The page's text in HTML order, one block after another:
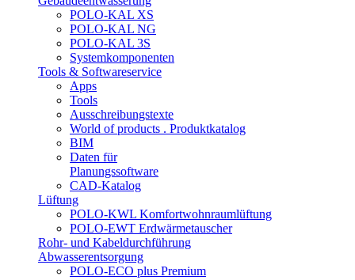
POLO-KAL XS
POLO-KAL NG
POLO-KAL 3S
Systemkomponenten
Tools & Softwareservice
Apps
Tools
Ausschreibungstexte
World of products . Produktkatalog
BIM
Daten für
Planungssoftware
CAD-Katalog
Lüftung
POLO-KWL Komfortwohnraumlüftung
POLO-EWT Erdwärmetauscher
Rohr- und Kabeldurchführung
Abwasserentsorgung
POLO-ECO plus Premium